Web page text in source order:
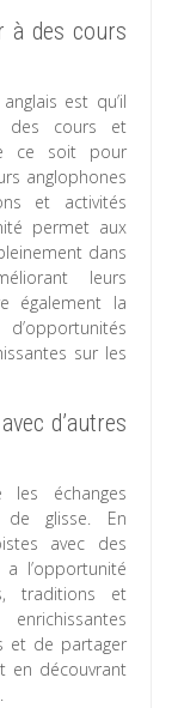
à des cours
est qu’il
des cours et
ce soit pour
anglophones
et activités
permet aux
dans
leurs
également la
sur les
d’autres
les échanges
de glisse. En
avec des
l’opportunité
traditions et
et de partager
en découvrant